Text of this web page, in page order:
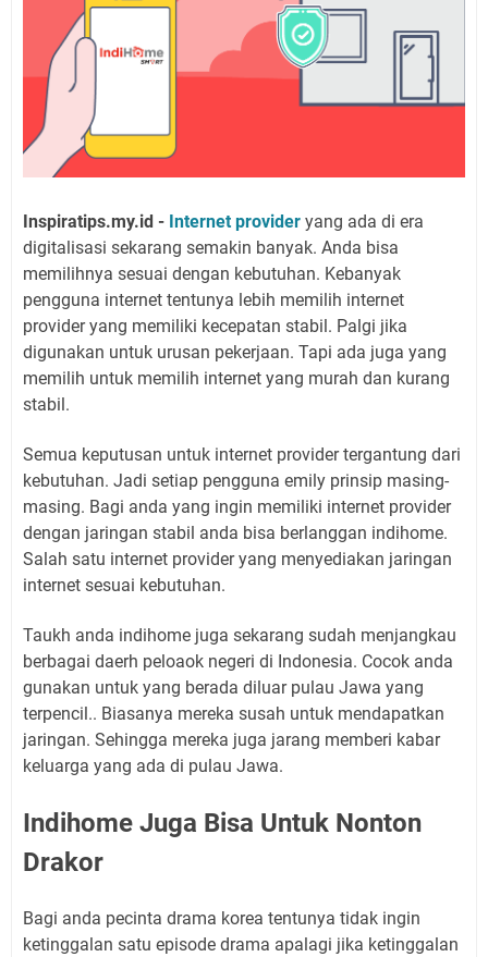
Inspiratips.my.id - Internet provider yang ada di era
digitalisasi sekarang semakin banyak. Anda bisa
memilihnya sesuai dengan kebutuhan. Kebanyak
pengguna internet tentunya lebih memilih internet
provider yang memiliki kecepatan stabil. Palgi jika
digunakan untuk urusan pekerjaan. Tapi ada juga yang
memilih untuk memilih internet yang murah dan kurang
stabil.
Semua keputusan untuk internet provider tergantung dari
kebutuhan. Jadi setiap pengguna emily prinsip masing-
masing. Bagi anda yang ingin memiliki internet provider
dengan jaringan stabil anda bisa berlanggan indihome.
Salah satu internet provider yang menyediakan jaringan
internet sesuai kebutuhan.
Taukh anda indihome juga sekarang sudah menjangkau
berbagai daerh peloaok negeri di Indonesia. Cocok anda
gunakan untuk yang berada diluar pulau Jawa yang
terpencil.. Biasanya mereka susah untuk mendapatkan
jaringan. Sehingga mereka juga jarang memberi kabar
keluarga yang ada di pulau Jawa.
Indihome Juga Bisa Untuk Nonton
Drakor
Bagi anda pecinta drama korea tentunya tidak ingin
ketinggalan satu episode drama apalagi jika ketinggalan